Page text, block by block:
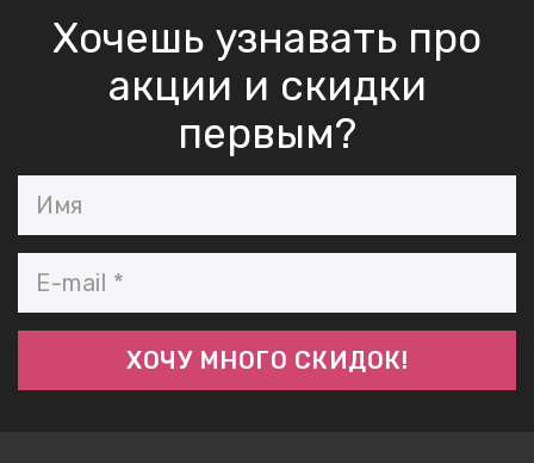
Хочешь узнавать про
акции и скидки
первым?